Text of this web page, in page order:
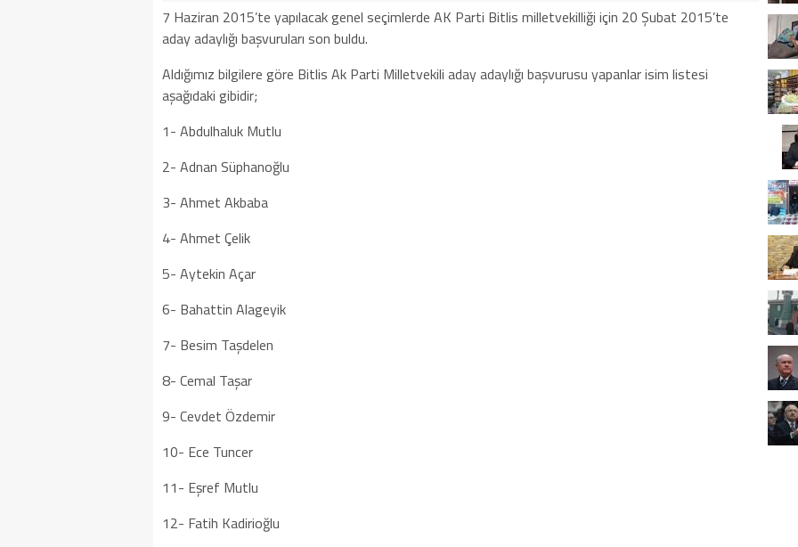
7 Haziran 2015’te yapılacak genel seçimlerde AK Parti Bitlis milletvekilliği için 20 Şubat 2015’te
aday adaylığı başvuruları son buldu.
Aldığımız bilgilere göre Bitlis Ak Parti Milletvekili aday adaylığı başvurusu yapanlar isim listesi
aşağıdaki gibidir;
1- Abdulhaluk Mutlu
2- Adnan Süphanoğlu
3- Ahmet Akbaba
4- Ahmet Çelik
5- Aytekin Açar
6- Bahattin Alageyik
7- Besim Taşdelen
8- Cemal Taşar
9- Cevdet Özdemir
10- Ece Tuncer
11- Eşref Mutlu
12- Fatih Kadirioğlu